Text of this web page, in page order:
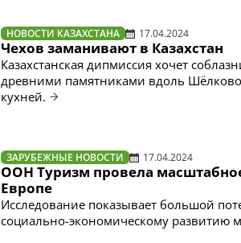
НОВОСТИ КАЗАХСТАНА 17.04.2024
Чехов заманивают в Казахстан
Казахстанская дипмиссия хочет
древними памятниками вдоль
кухней.
ЗАРУБЕЖНЫЕ НОВОСТИ 17.04.2024
ООН Туризм провела
Европе
Исследование показывает большой
социально-экономическому развитию